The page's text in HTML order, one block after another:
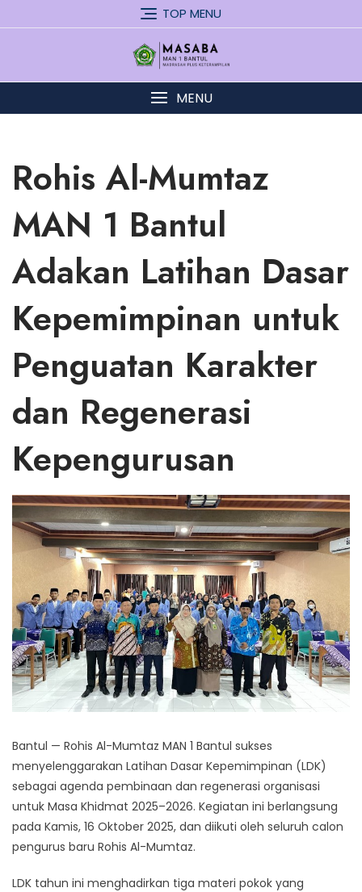
to
TOP MENU
MENU
Rohis Al-Mumtaz
MAN 1 Bantul
Adakan Latihan Dasar
Kepemimpinan untuk
Penguatan Karakter
dan Regenerasi
Kepengurusan
Bantul — Rohis Al-Mumtaz MAN 1 Bantul sukses
menyelenggarakan Latihan Dasar Kepemimpinan (LDK)
sebagai agenda pembinaan dan regenerasi organisasi
untuk Masa Khidmat 2025–2026. Kegiatan ini berlangsung
pada Kamis, 16 Oktober 2025, dan diikuti oleh seluruh calon
pengurus baru Rohis Al-Mumtaz.
LDK tahun ini menghadirkan tiga materi pokok yang